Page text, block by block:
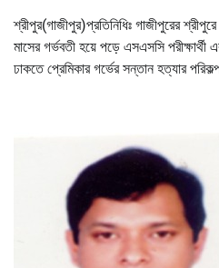
শ্রীপুর(গাজীপুর)প্রতিনিধিঃ গাজীপুরের
মাসের গর্ভবতী হয়ে পড়ে এসএসসি
ঢাকতে প্রেমিকার গর্ভের সন্তান হত্যার